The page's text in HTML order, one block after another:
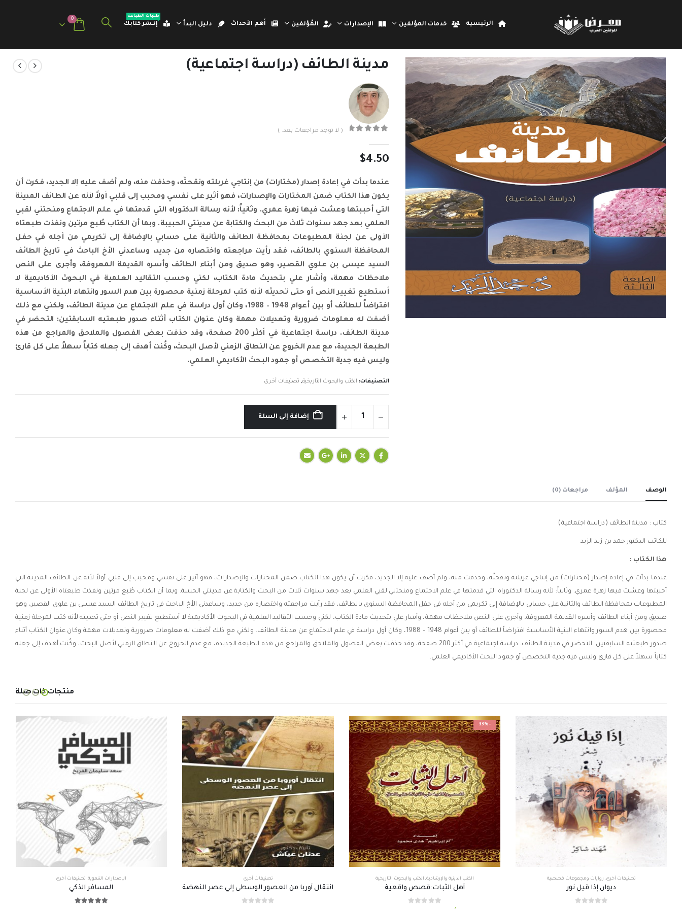
الرئيسية خدمات المؤلفين الإصدارات المُؤلفين أهم الأحداث دليل البدأ إنـشر كتابك
طلبات الطباعة 0
مدينة الطائف (دراسة اجتماعية)
( لا توجد مراجعات بعد. )
$4.50
عندما بدأت في إعادة إصدار (مختارات) من إنتاجي غربلته ونقحتّه، وحذفت منه، ولم أضف عليه إلا الجديد، فكرت أن
يكون هذا الكتاب ضمن المختارات والإصدارات، فهو أثير على نفسي ومحبب إلى قلبي أولاً لأنه عن الطائف المدينة
التي أحببتها وعشت فيها زهرة عمري. وثانياً: لأنه رسالة الدكتوراه التي قدمتها في علم الاجتماع ومنحتني لقبي
العلمي بعد جهد سنوات ثلاث من البحث والكتابة عن مدينتي الحبيبة. وبما أن الكتاب طُبع مرتين ونفذت طبعتاه
الأولى عن لجنة المطبوعات بمحافظة الطائف والثانية على حسابي بالإضافة إلى تكريمي من أجله في حفل
المحافظة السنوي بالطائف، فقد رأيت مراجعته واختصاره من جديد، وساعدني الأخ الباحث في تاريخ الطائف
السيد عيسى بن علوي القصير، وهو صديق ومن أبناء الطائف وأسره القديمة المعروفة، وأجرى على النص
ملاحظات مهمة، وأشار علي بتحديث مادة الكتاب، لكني وحسب التقاليد العلمية في البحوث الأكاديمية لا
أستطيع تغيير النص أو حتى تحديثه لأنه كتب لمرحلة زمنية محصورة بين هدم السور وانتهاء البنية الأساسية
افتراضاً للطائف أو بين أعوام 1948 – 1988، وكان أول دراسة في علم الاجتماع عن مدينة الطائف، ولكني مع ذلك
أضفت له معلومات ضرورية وتعديلات مهمة وكان عنوان الكتاب أثناء صدور طبعتيه السابقتين: التحضر في
مدينة الطائف. دراسة اجتماعية في أكثر 200 صفحة، وقد حذفت بعض الفصول والملاحق والمراجع من هذه
الطبعة الجديدة، مع عدم الخروج عن النطاق الزمني لأصل البحث، وكُنت أهدف إلى جعله كتاباً سهلاً على كل قارئ
وليس فيه جدية التخصص أو جمود البحث الأكاديمي العلمي.
التصنيفات: الكتب والبحوث التاريخية, تصنيفات أخرى
إضافة إلى السلة
الوصف المؤلف مراجعات (0)
كتاب : مدينة الطائف (دراسة اجتماعية)
للكاتب الدكتور حمد بن زيد الزيد
هذا الكتاب :
عندما بدأت في إعادة إصدار (مختارات) من إنتاجي غربلته ونقحتّه، وحذفت منه، ولم أضف عليه إلا الجديد، فكرت أن يكون هذا الكتاب ضمن المختارات والإصدارات، فهو أثير على نفسي ومحبب إلى قلبي أولاً لأنه عن الطائف المدينة التي
أحببتها وعشت فيها زهرة عمري. وثانياً: لأنه رسالة الدكتوراه التي قدمتها في علم الاجتماع ومنحتني لقبي العلمي بعد جهد سنوات ثلاث من البحث والكتابة عن مدينتي الحبيبة. وبما أن الكتاب طُبع مرتين ونفذت طبعتاه الأولى عن لجنة
المطبوعات بمحافظة الطائف والثانية على حسابي بالإضافة إلى تكريمي من أجله في حفل المحافظة السنوي بالطائف، فقد رأيت مراجعته واختصاره من جديد، وساعدني الأخ الباحث في تاريخ الطائف السيد عيسى بن علوي القصير، وهو
صديق ومن أبناء الطائف وأسره القديمة المعروفة، وأجرى على النص ملاحظات مهمة، وأشار علي بتحديث مادة الكتاب، لكني وحسب التقاليد العلمية في البحوث الأكاديمية لا أستطيع تغيير النص أو حتى تحديثه لأنه كتب لمرحلة زمنية
محصورة بين هدم السور وانتهاء البنية الأساسية افتراضاً للطائف أو بين أعوام 1948 – 1988، وكان أول دراسة في علم الاجتماع عن مدينة الطائف، ولكني مع ذلك أضفت له معلومات ضرورية وتعديلات مهمة وكان عنوان الكتاب أثناء
صدور طبعتيه السابقتين: التحضر في مدينة الطائف. دراسة اجتماعية في أكثر 200 صفحة، وقد حذفت بعض الفصول والملاحق والمراجع من هذه الطبعة الجديدة، مع عدم الخروج عن النطاق الزمني لأصل البحث، وكُنت أهدف إلى جعله
كتاباً سهلاً على كل قارئ وليس فيه جدية التخصص أو جمود البحث الأكاديمي العلمي.
منتجات ذات صلة
تصنيفات أخرى , روايات ومجموعات قصصية
ديوان إذا قيل نور
-33%
الكتب الدينية والإرشادية, الكتب والبحوث التاريخية
أهل الثبات:قصص واقعية
تصنيفات أخرى
انتقال أوربا من العصور الوسطى إلي عصر النهضة
الإصدارات التنموية, تصنيفات أخرى
المسافر الذكي